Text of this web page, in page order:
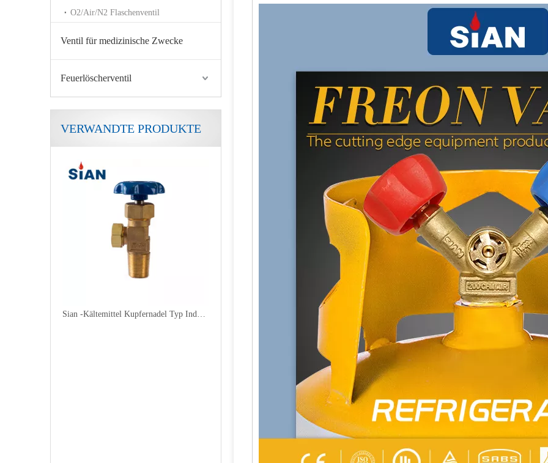
O2/Air/N2 Flaschenventil
Ventil für medizinische Zwecke
Feuerlöscherventil
VERWANDTE PRODUKTE
Sian -Kältemittel Kupfernadel Typ Industrial Freon Gaszylinderventil